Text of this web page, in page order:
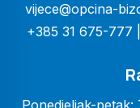
vijece@opcina-
+385 31 675-777 |